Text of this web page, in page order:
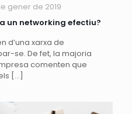
gener de 2019
un networking efectiu?
d’una xarxa de
se. De fet, la majoria
comenten que
[…]